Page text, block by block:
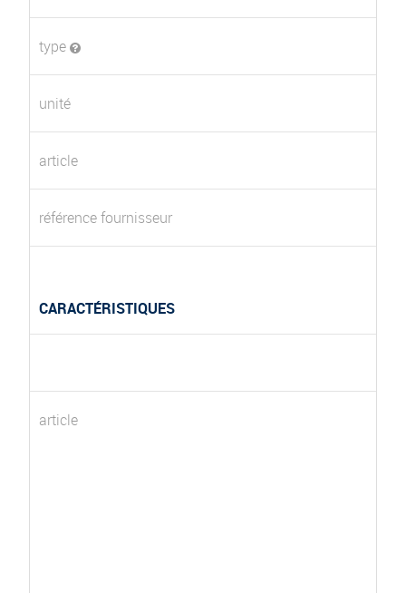
type
unité
article
référence fournisseur
CARACTÉRISTIQUES
article